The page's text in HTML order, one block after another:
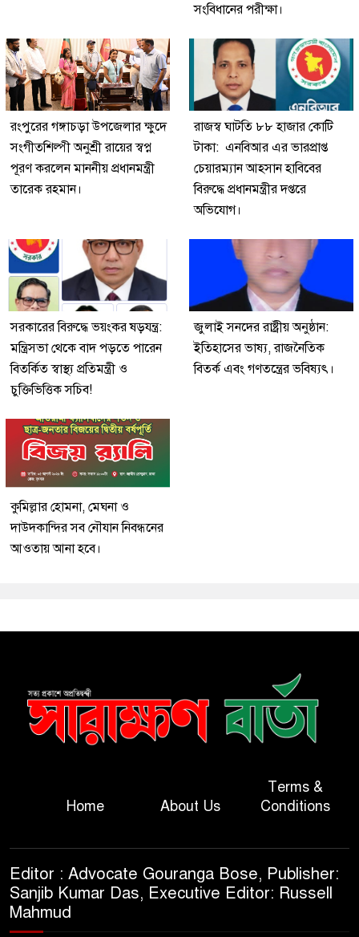
সংবিধানের পরীক্ষা।
রংপুরের গঙ্গাচড়া উপজেলার ক্ষুদে
সংগীতশিল্পী অনুশ্রী রায়ের স্বপ্ন
পূরণ করলেন মাননীয় প্রধানমন্ত্রী
তারেক রহমান।
রাজস্ব ঘাটতি ৮৮ হাজার কোটি
টাকা: এনবিআর এর ভারপ্রাপ্ত
চেয়ারম্যান আহসান হাবিবের
বিরুদ্ধে প্রধানমন্ত্রীর দপ্তরে
অভিযোগ।
সরকারের বিরুদ্ধে ভয়ংকর ষড়যন্ত্র:
মন্ত্রিসভা থেকে বাদ পড়তে পারেন
বিতর্কিত স্বাস্থ্য প্রতিমন্ত্রী ও
চুক্তিভিত্তিক সচিব!
জুলাই সনদের রাষ্ট্রীয় অনুষ্ঠান:
ইতিহাসের ভাষ্য, রাজনৈতিক
বিতর্ক এবং গণতন্ত্রের ভবিষ্যৎ।
কুমিল্লার হোমনা, মেঘনা ও
দাউদকান্দির সব নৌযান নিবন্ধনের
আওতায় আনা হবে।
Home About Us
Terms &
Conditions
Editor : Advocate Gouranga Bose, Publisher:
Sanjib Kumar Das, Executive Editor: Russell
Mahmud